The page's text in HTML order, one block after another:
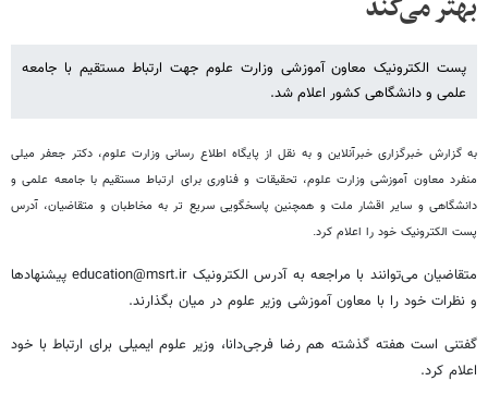
پست الکترونیک معاون آموزشی وزارت علوم جهت ارتباط مستقیم با جامعه
علمی و دانشگاهی کشور اعلام شد.
به گزارش خبرگزاری خبرآنلاین و به نقل از پایگاه اطلاع رسانی وزارت علوم، دکتر جعفر میلی
منفرد معاون آموزشی وزارت علوم، تحقیقات و فناوری برای ارتباط مستقیم با جامعه علمی و
دانشگاهی و سایر اقشار ملت و همچنین پاسخگویی سریع تر به مخاطبان و متقاضیان، آدرس
پست الکترونیک خود را اعلام کرد.
متقاضیان می‌توانند با مراجعه به آدرس الکترونیک education@msrt.ir پیشنهادها
و نظرات خود را با معاون آموزشی وزیر علوم در میان بگذارند.
گفتنی است هفته گذشته هم رضا فرجی‌دانا،‌ وزیر علوم ایمیلی برای ارتباط با خود
اعلام کرد.